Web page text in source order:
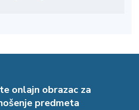
onlajn obrazac za
predmeta